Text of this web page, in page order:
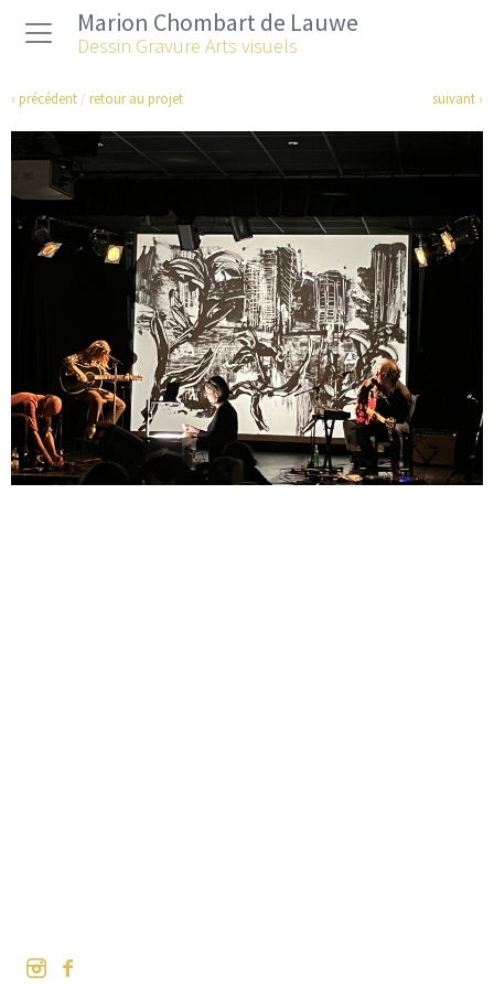
Marion Chombart de Lauwe
Dessin Gravure Arts visuels
‹ précédent / retour au projet suivant ›